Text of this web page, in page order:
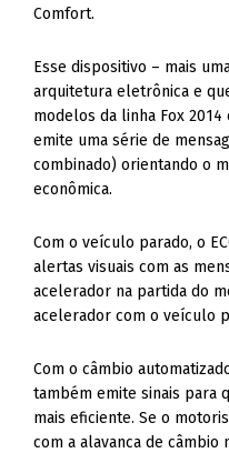
Comfort.
Esse dispositivo – mais
arquitetura eletrônica e
modelos da linha Fox
emite uma série de
combinado) orientando o
econômica.
Com o veículo parado, o
alertas visuais com as
acelerador na partida do
acelerador com o veículo
Com o câmbio
também emite sinais para
mais eficiente. Se o
com a alavanca de câmbio